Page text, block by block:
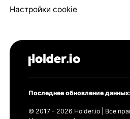
Настройки cookie
Последнее обновление
© 2017 - 2026 Holder.io | Все